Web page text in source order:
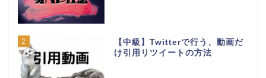
2
【中級】Twitterで行う、動画だ
け引用リツイートの方法